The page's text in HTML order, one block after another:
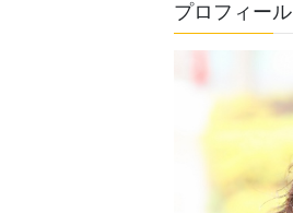
リ
プロフィール